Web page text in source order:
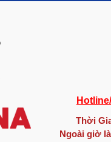
Thời
Ngoài giờ